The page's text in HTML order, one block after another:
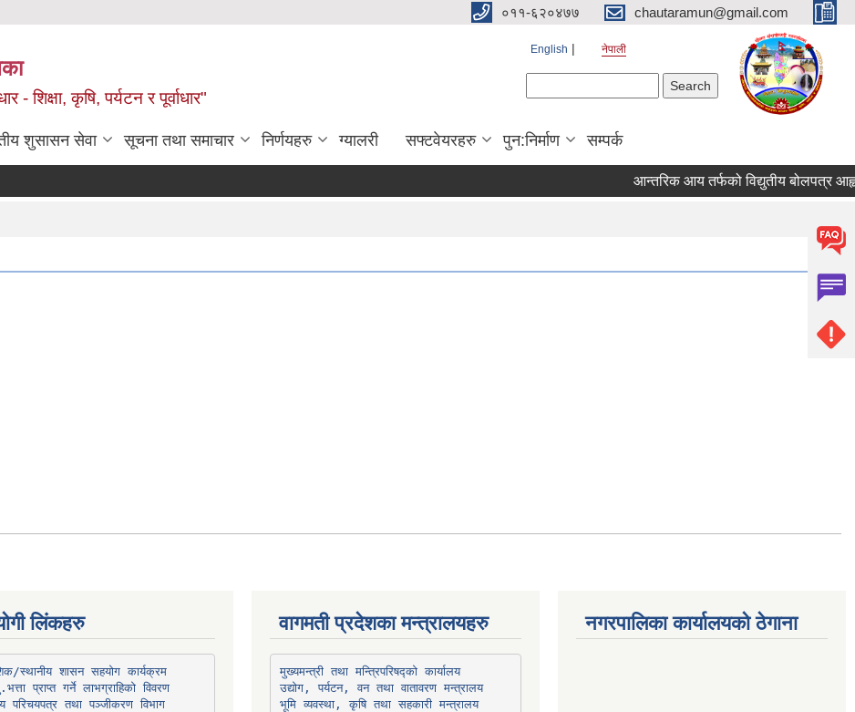
०११-६२०४७७ chautaramun@gmail.com
- शिक्षा, कृषि, पर्यटन र पूर्वाधार"
English नेपाली
शुसासन सेवा सूचना तथा समाचार निर्णयहरु ग्यालरी सफ्टवेयरहरु पुन:निर्माण सम्पर्क
आन्तरिक आय तर्फको विद्युतीय बोलपत्र
लिंकहरु
स्थानीय शासन सहयोग कार्यक्रम
सा.सु.भत्ता प्राप्त गर्ने लाभग्राहिको विवरण
राष्ट्रिय परिचयपत्र तथा पञ्‍जीकरण विभाग
वागमती प्रदेशका मन्त्रालयहरु
मुख्यमन्त्री तथा मन्त्रिपरिषद्को कार्यालय
उद्योग, पर्यटन, वन तथा वातावरण मन्त्रालय
भूमि व्यवस्था, कृषि तथा सहकारी मन्त्रालय
नगरपालिका कार्यालयको ठेगाना